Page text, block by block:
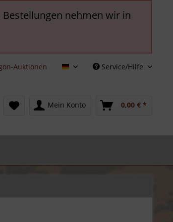
nehmen wir in
Auktionen Deutsch Service/Hilfe
Mein Konto 0,00 € *